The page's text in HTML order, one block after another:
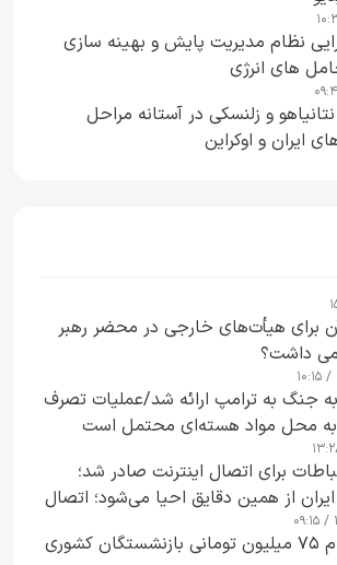
نظام مدیریت پایش و بهینه سازی
های انرژی
و زلنسکی در آستانه مراحل
و اوکراین
برای هیأت‌های خارجی در محضر رهبر
داشت؟
جنگ به ترامپ ارائه شد/عملیات تصرف
محل مواد هسته‌ای محتمل است
برای اتصال اینترنت صادر شد؛
از همین دقایق احیا می‌شود؛ اتصال
آغاز ثبت‌نام وام ۷۵ میلیون تومانی بازنشستگان کشوری